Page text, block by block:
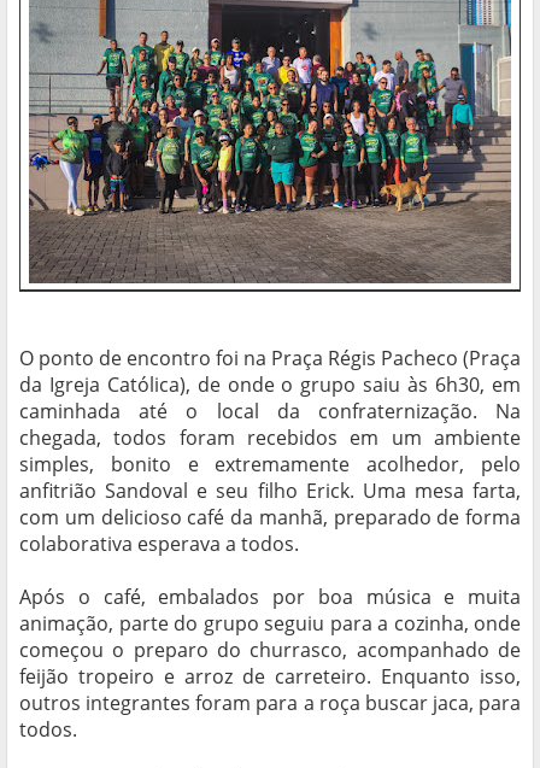
O ponto de encontro foi na Praça Régis Pacheco (Praça
da Igreja Católica), de onde o grupo saiu às 6h30, em
caminhada até o local da confraternização. Na
chegada, todos foram recebidos em um ambiente
simples, bonito e extremamente acolhedor, pelo
anfitrião Sandoval e seu filho Erick. Uma mesa farta,
com um delicioso café da manhã, preparado de forma
colaborativa esperava a todos.
Após o café, embalados por boa música e muita
animação, parte do grupo seguiu para a cozinha, onde
começou o preparo do churrasco, acompanhado de
feijão tropeiro e arroz de carreteiro. Enquanto isso,
outros integrantes foram para a roça buscar jaca, para
todos.